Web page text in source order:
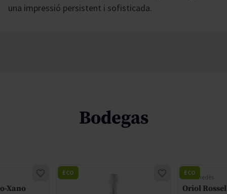
una impressió persistent i sofisticada.
Bodegas
Xano
ECO
DO Penedès
Oriol
ECO